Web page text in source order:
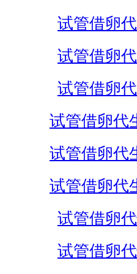
试管借卵
试管借卵
试管借卵
试管借卵代
试管借卵代
试管借卵代
试管借卵
试管借卵